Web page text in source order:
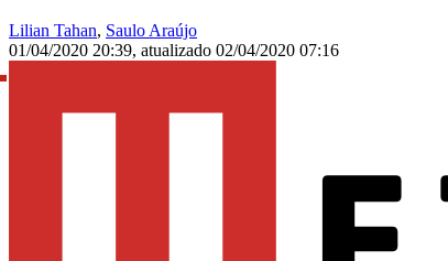
Lilian Tahan, Saulo Araújo
01/04/2020 20:39, atualizado 02/04/2020 07:16